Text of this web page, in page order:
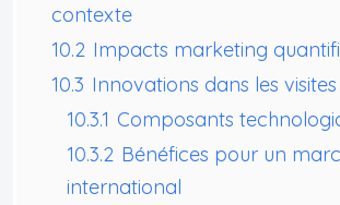
contexte
10.2 Impacts marketing
10.3 Innovations dans les
10.3.1 Composants
10.3.2 Bénéfices pour un
international